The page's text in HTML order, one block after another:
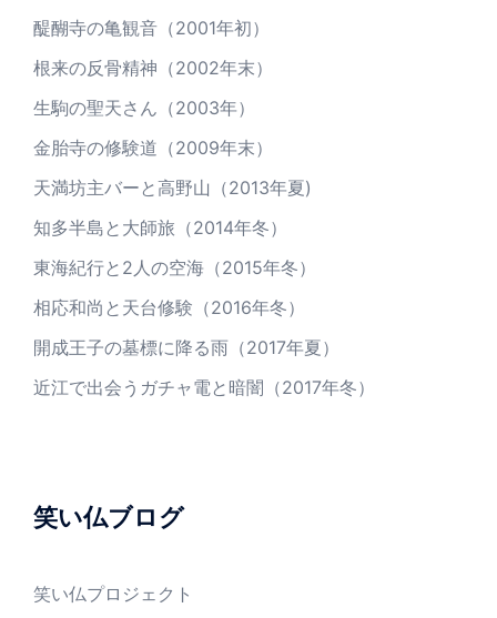
醍醐寺の亀観音（2001年初）
根来の反骨精神（2002年末）
生駒の聖天さん（2003年）
金胎寺の修験道（2009年末）
天満坊主バーと高野山（2013年夏)
知多半島と大師旅（2014年冬）
東海紀行と2人の空海（2015年冬）
相応和尚と天台修験（2016年冬）
開成王子の墓標に降る雨（2017年夏）
近江で出会うガチャ電と暗闇（2017年冬）
笑い仏ブログ
笑い仏プロジェクト